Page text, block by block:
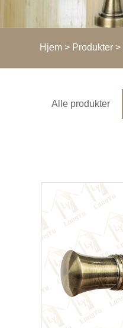
Hjem > Produkter >
Alle produkter